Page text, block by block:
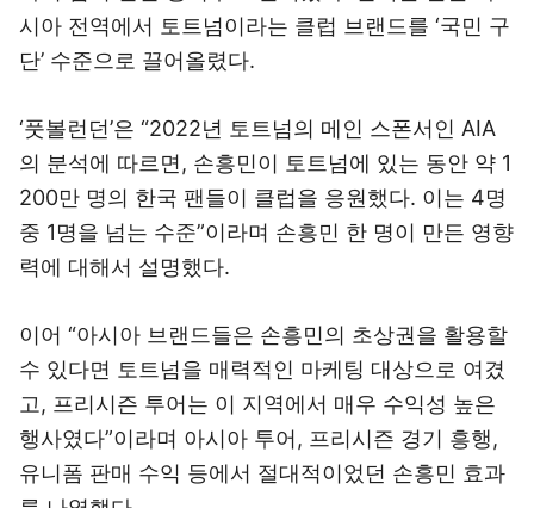
시아 전역에서 토트넘이라는 클럽 브랜드를 ‘국민 구
단’ 수준으로 끌어올렸다.
‘풋볼런던’은 “2022년 토트넘의 메인 스폰서인 AIA
의 분석에 따르면, 손흥민이 토트넘에 있는 동안 약 1
200만 명의 한국 팬들이 클럽을 응원했다. 이는 4명
중 1명을 넘는 수준”이라며 손흥민 한 명이 만든 영향
력에 대해서 설명했다.
이어 “아시아 브랜드들은 손흥민의 초상권을 활용할
수 있다면 토트넘을 매력적인 마케팅 대상으로 여겼
고, 프리시즌 투어는 이 지역에서 매우 수익성 높은
행사였다”이라며 아시아 투어, 프리시즌 경기 흥행,
유니폼 판매 수익 등에서 절대적이었던 손흥민 효과